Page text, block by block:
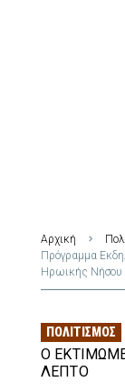
Αρχική
Πρόγραμμα
Ηρωικής Νήσου
ΠΟΛΙΤΙΣΜΌΣ
Ο
ΛΕΠΤΌ